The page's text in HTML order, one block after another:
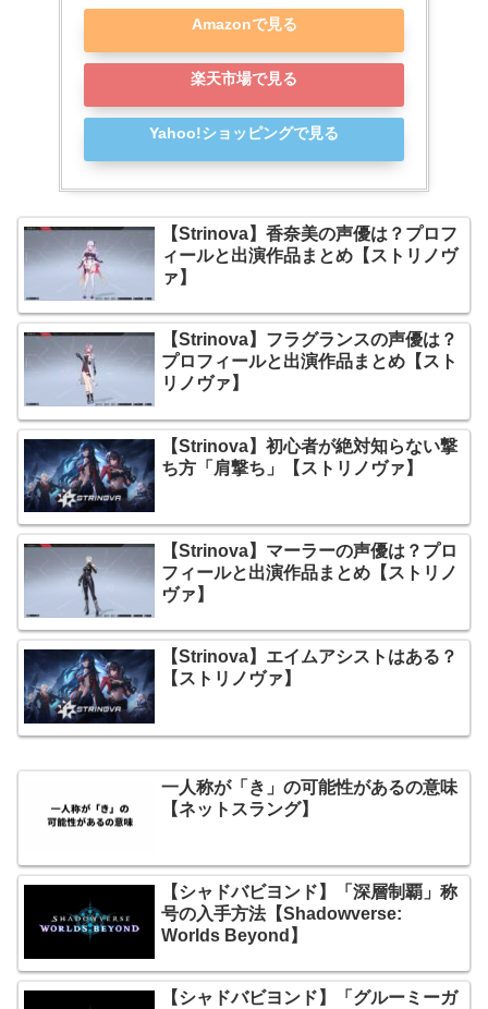
Amazonで見る
楽天市場で見る
Yahoo!ショッピングで見る
【Strinova】香奈美の声優は？プロフ
ィールと出演作品まとめ【ストリノヴ
ァ】
【Strinova】フラグランスの声優は？
プロフィールと出演作品まとめ【スト
リノヴァ】
【Strinova】初心者が絶対知らない撃
ち方「肩撃ち」【ストリノヴァ】
【Strinova】マーラーの声優は？プロ
フィールと出演作品まとめ【ストリノ
ヴァ】
【Strinova】エイムアシストはある？
【ストリノヴァ】
一人称が「き」の可能性があるの意味
【ネットスラング】
【シャドバビヨンド】「深層制覇」称
号の入手方法【Shadowverse:
Worlds Beyond】
【シャドバビヨンド】「グルーミーガ